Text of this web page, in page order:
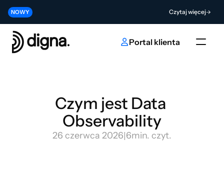
NOWY Czytaj więcej
Wersja 2026.06 — wprowadzenie Data Observability do Twojego kodu
NOWY Współtwórz przyszłość innowacji w obszarze sztucznej inteligencji i
Portal klienta
Czym jest Data
Observability
26 czerwca 2026|6min. czyt.